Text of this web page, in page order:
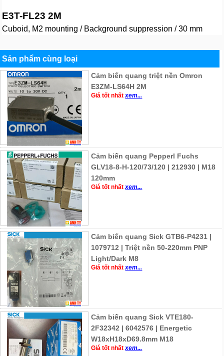
E3T-FL23 2M
Cuboid, M2 mounting / Background suppression / 30 mm
Sản phẩm cùng loại
Cảm biến quang triệt nền Omron
E3ZM-LS64H 2M
Giá tốt nhấtxem...
Cảm biến quang Pepperl Fuchs
GLV18-8-H-120/73/120 | 212930 | M18
120mm
Giá tốt nhấtxem...
Cảm biến quang Sick GTB6-P4231 |
1079712 | Triệt nền 50-220mm PNP
Light/Dark M8
Giá tốt nhấtxem...
Cảm biến quang Sick VTE180-
2F32342 | 6042576 | Energetic
W18xH18xD69.8mm M18
Giá tốt nhấtxem...